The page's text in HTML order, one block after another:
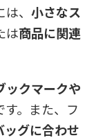
、 小さなス
は商品に関連
ックマークや
。また、フ
ッグに合わせ